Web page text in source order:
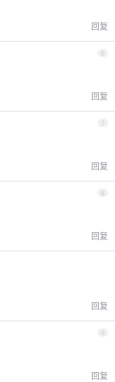
回复
6
回复
7
回复
回复
回复
9
回复